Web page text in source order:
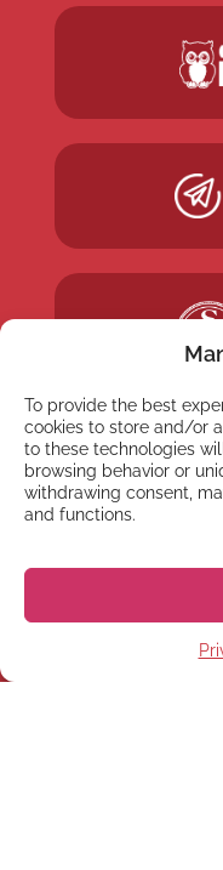
To provide the best
cookies to store and/or
to these technologies
browsing behavior or
withdrawing consent,
and functions.